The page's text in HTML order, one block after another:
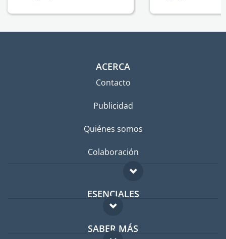
ACERCA
Contacto
Publicidad
Quiénes somos
Colaboración
ESENCIALES
Foro para expatriados
Guía para expatriados
SABER MÁS